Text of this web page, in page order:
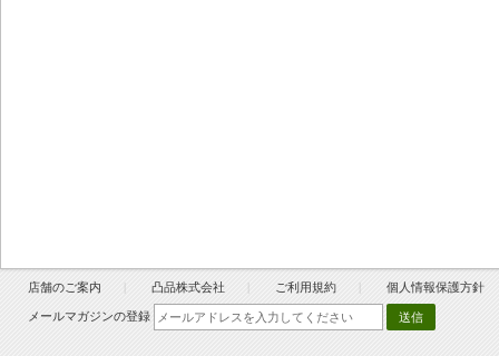
店舗のご案内 凸品株式会社 ご利用規約 個人情報保護方針
メールマガジンの登録 送信